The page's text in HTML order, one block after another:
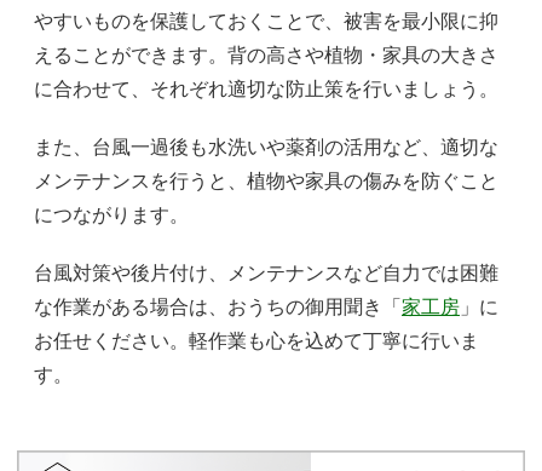
やすいものを保護しておくことで、被害を最小限に抑
えることができます。背の高さや植物・家具の大きさ
に合わせて、それぞれ適切な防止策を行いましょう。
また、台風一過後も水洗いや薬剤の活用など、適切な
メンテナンスを行うと、植物や家具の傷みを防ぐこと
につながります。
台風対策や後片付け、メンテナンスなど自力では困難
な作業がある場合は、おうちの御用聞き「 家工房 」に
お任せください。軽作業も心を込めて丁寧に行いま
す。